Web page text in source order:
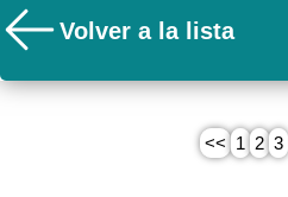
Volver a la lista
<< 1 2 3